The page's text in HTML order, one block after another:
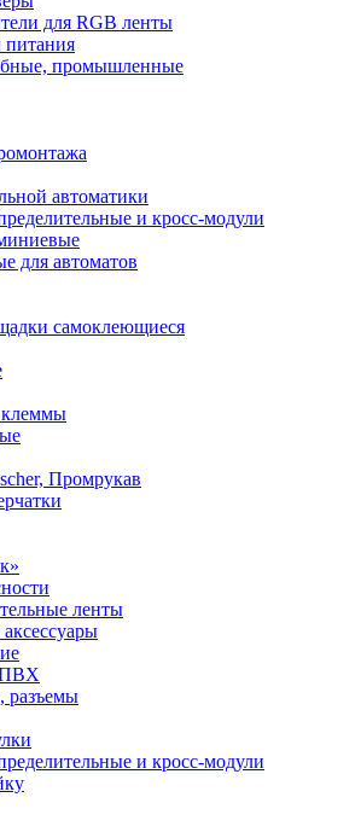
для RGB ленты
промышленные
автоматики
и кросс-модули
для автоматов
самоклеющиеся
Промрукав
ленты
ПВХ
разъемы
и кросс-модули